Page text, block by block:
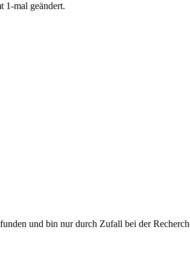
1-mal geändert.
und bin nur durch Zufall bei der